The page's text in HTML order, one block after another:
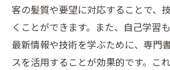
客の髪質や要望に対応することで、
くことができます。また、自己学習
最新情報や技術を学ぶために、専門
スを活用することが効果的です。こ